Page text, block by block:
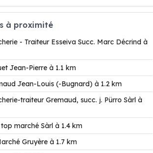
à proximité
- Traiteur Esseiva Succ. Marc Décrind à
Jean-Pierre à 1.1 km
Jean-Louis (-Bugnard) à 1.2 km
traiteur Gremaud, succ. j. Pürro Sàrl à
marché Sàrl à 1.4 km
Gruyère à 1.7 km